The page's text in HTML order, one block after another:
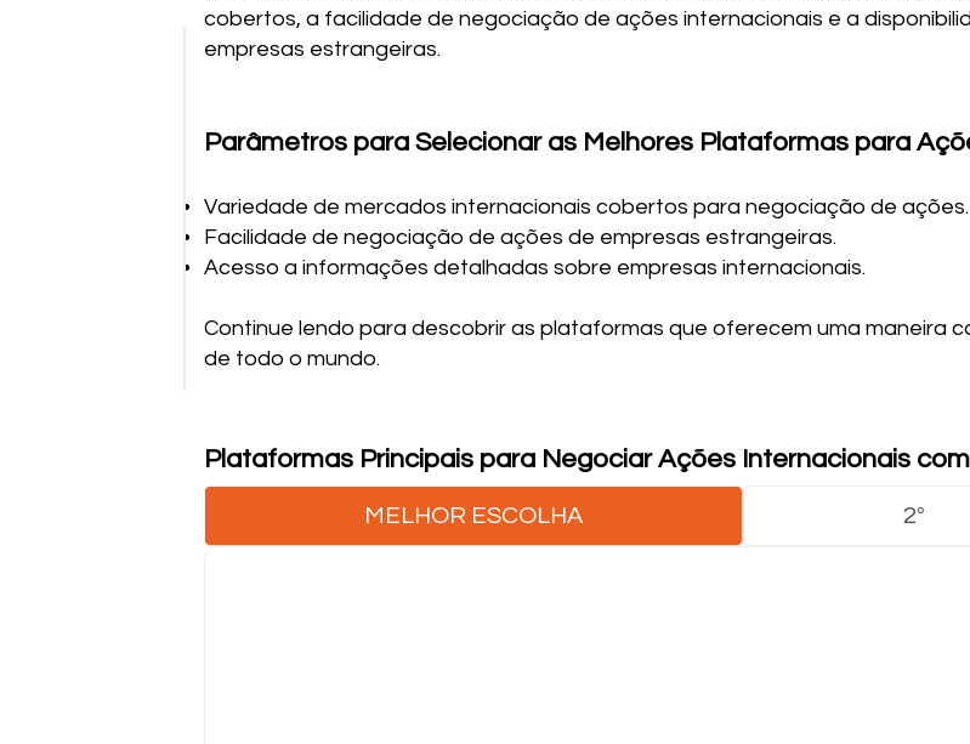
cobertos, a facilidade de negociação de ações internacionais e a
empresas estrangeiras.
Parâmetros para Selecionar as Melhores Plataformas para
Variedade de mercados internacionais cobertos para negociação de ações.
Facilidade de negociação de ações de empresas estrangeiras.
Acesso a informações detalhadas sobre empresas internacionais.
Continue lendo para descobrir as plataformas que oferecem uma maneira
de todo o mundo.
Plataformas Principais para Negociar Ações Internacionais
MELHOR ESCOLHA 2º